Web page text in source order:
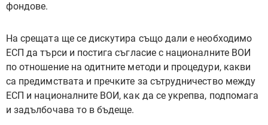
фондове.
На срещата ще се дискутира също дали е необходимо
ЕСП да търси и постига съгласие с националните ВОИ
по отношение на одитните методи и процедури, какви
са предимствата и пречките за сътрудничество между
ЕСП и националните ВОИ, как да се укрепва, подпомага
и задълбочава то в бъдеще.